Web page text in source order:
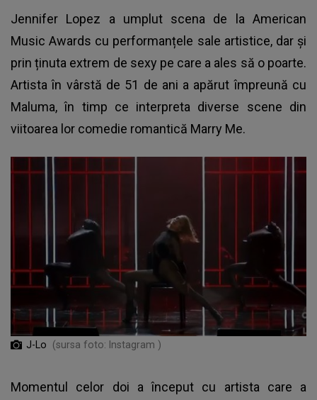
Jennifer Lopez a umplut scena de la American
Music Awards cu performanțele sale artistice, dar și
prin ținuta extrem de sexy pe care a ales să o poarte.
Artista în vârstă de 51 de ani a apărut împreună cu
Maluma, în timp ce interpreta diverse scene din
viitoarea lor comedie romantică Marry Me.
J-Lo (sursa foto: Instagram )
Momentul celor doi a început cu artista care a